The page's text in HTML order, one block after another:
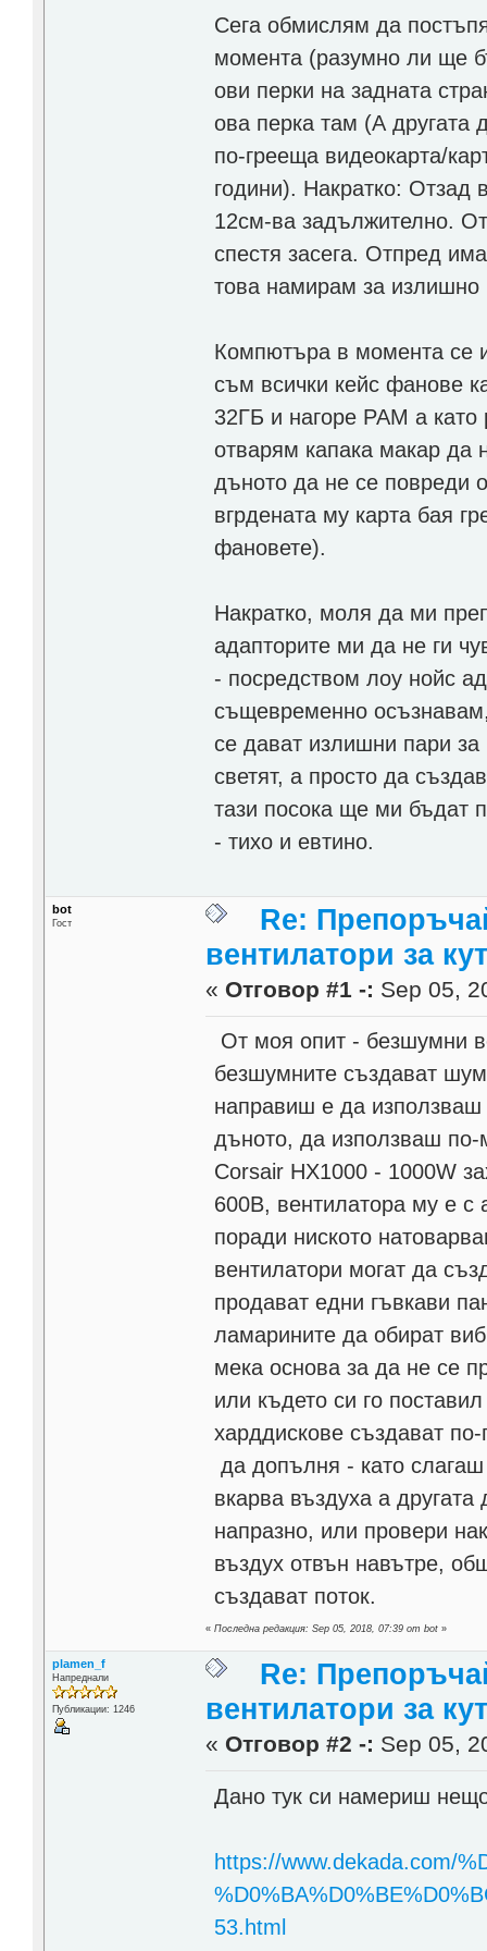
Сега обмислям да
момента (разумно ли ще
ови перки на задната
ова перка там (А
по-грееща видеокарта/
години). Накратко: Отзад
12см-ва задължително.
спестя засега. Отпред
това намирам за
Компютъра в момента се
съм всички кейс фанове
32ГБ и нагоре РАМ а
отварям капака макар да
дъното да не се повреди
вгрдената му карта бая
фановете).
Накратко, моля да ми
адапторите ми да не ги
- посредством лоу нойс
същевременно
се дават излишни пари
светят, а просто да
тази посока ще ми бъдат
- тихо и евтино.
bot
Гост
Re:
вентилатори за
« Отговор #1 -: Sep 05,
От моя опит - безшумни
безшумните създават
направиш е да
дъното, да използваш
Corsair HX1000 - 1000W
600В, вентилатора му е с
поради ниското
вентилатори могат да
продават едни гъвкави
ламарините да обират
мека основа за да не се
или където си го
харддискове създават
да допълня - като
вкарва въздуха а
напразно, или провери
въздух отвън навътре,
създават поток.
«Последна редакция: Sep 05, 2018, 07:39 от bot »
plamen_f
Напреднали
Публикации: 1246
Re:
вентилатори за
« Отговор #2 -: Sep 05,
Дано тук си намериш
https://www.dekada.com/
53.html